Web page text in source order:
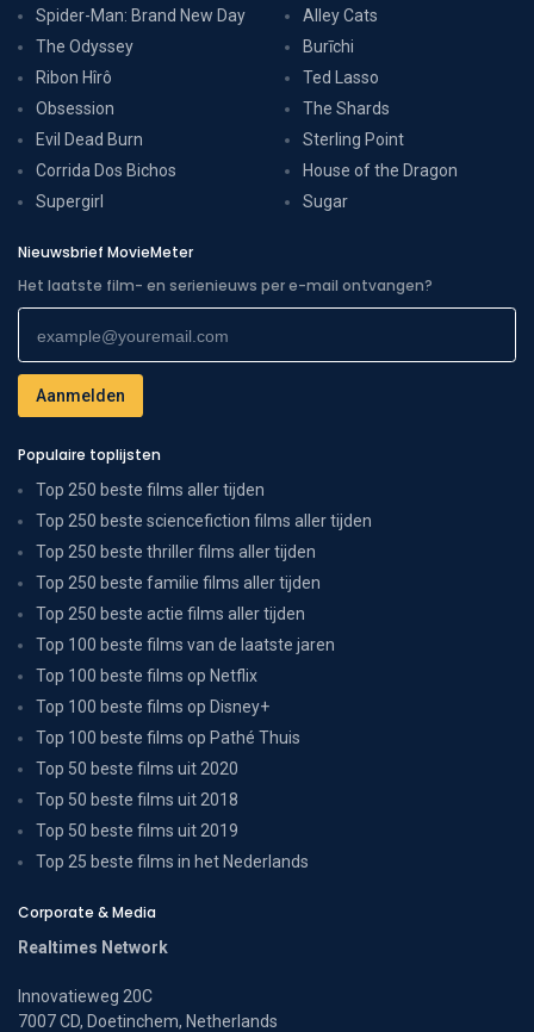
Spider-Man: Brand New Day
The Odyssey
Ribon Hîrô
Obsession
Evil Dead Burn
Corrida Dos Bichos
Supergirl
Alley Cats
Burīchi
Ted Lasso
The Shards
Sterling Point
House of the Dragon
Sugar
Nieuwsbrief MovieMeter
Het laatste film- en serienieuws per e-mail ontvangen?
Populaire toplijsten
Top 250 beste films aller tijden
Top 250 beste sciencefiction films aller tijden
Top 250 beste thriller films aller tijden
Top 250 beste familie films aller tijden
Top 250 beste actie films aller tijden
Top 100 beste films van de laatste jaren
Top 100 beste films op Netflix
Top 100 beste films op Disney+
Top 100 beste films op Pathé Thuis
Top 50 beste films uit 2020
Top 50 beste films uit 2018
Top 50 beste films uit 2019
Top 25 beste films in het Nederlands
Corporate & Media
Realtimes Network
Innovatieweg 20C
7007 CD, Doetinchem, Netherlands